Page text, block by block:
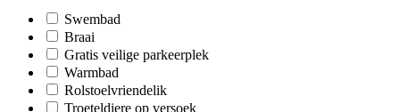
Swembad
Braai
Gratis veilige parkeerplek
Warmbad
Rolstoelvriendelik
Troeteldiere op versoek